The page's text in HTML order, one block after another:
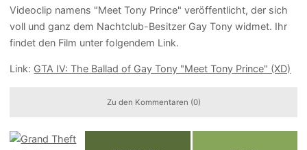
Videoclip namens "Meet Tony Prince" veröffentlicht, der sich
voll und ganz dem Nachtclub-Besitzer Gay Tony widmet. Ihr
findet den Film unter folgendem Link.
Link: GTA IV: The Ballad of Gay Tony "Meet Tony Prince" (XD)
Zu den Kommentaren (0)